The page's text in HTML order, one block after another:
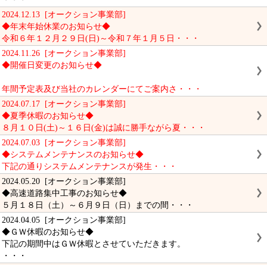
2024.12.13 [オークション事業部]
◆年末年始休業のお知らせ◆
令和６年１２月２９日(日)～令和７年１月５日・・・
2024.11.26 [オークション事業部]
◆開催日変更のお知らせ◆
年間予定表及び当社のカレンダーにてご案内さ・・・
2024.07.17 [オークション事業部]
◆夏季休暇のお知らせ◆
８月１０日(土)～１６日(金)は誠に勝手ながら夏・・・
2024.07.03 [オークション事業部]
◆システムメンテナンスのお知らせ◆
下記の通りシステムメンテナンスが発生・・・
2024.05.20 [オークション事業部]
◆高速道路集中工事のお知らせ◆
５月１８日（土）～６月９日（日）までの間・・・
2024.04.05 [オークション事業部]
◆ＧＷ休暇のお知らせ◆
下記の期間中はＧＷ休暇とさせていただきます。
・・・